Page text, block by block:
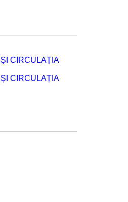
CIRCULAȚIA
CIRCULAȚIA